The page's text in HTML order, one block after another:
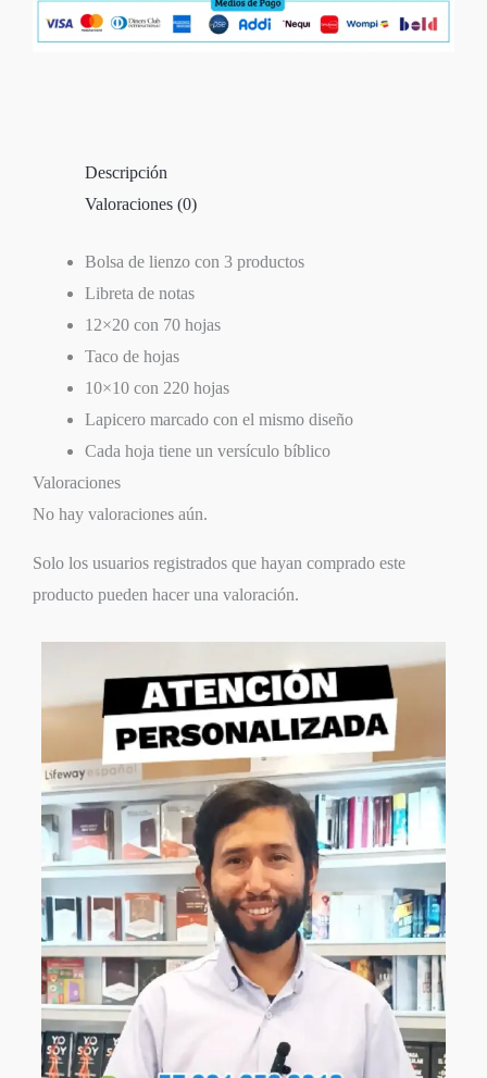
Descripción
Valoraciones (0)
Bolsa de lienzo con 3 productos
Libreta de notas
12×20 con 70 hojas
Taco de hojas
10×10 con 220 hojas
Lapicero marcado con el mismo diseño
Cada hoja tiene un versículo bíblico
Valoraciones
No hay valoraciones aún.
Solo los usuarios registrados que hayan comprado este
producto pueden hacer una valoración.